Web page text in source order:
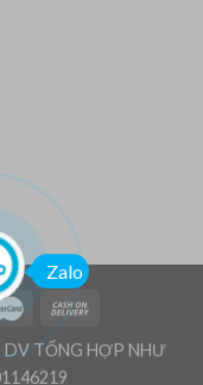
DV TỔNG HỢP NHƯ
Zalo